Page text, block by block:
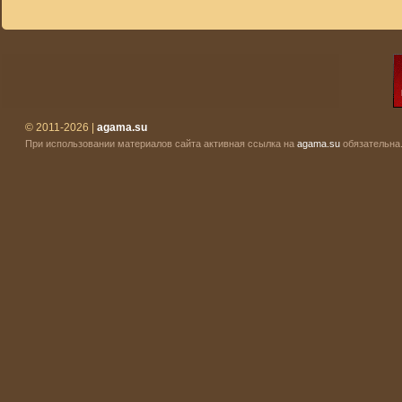
© 2011-2026 | agama.su
При использовании материалов сайта активная ссылка на agama.su обязательна.